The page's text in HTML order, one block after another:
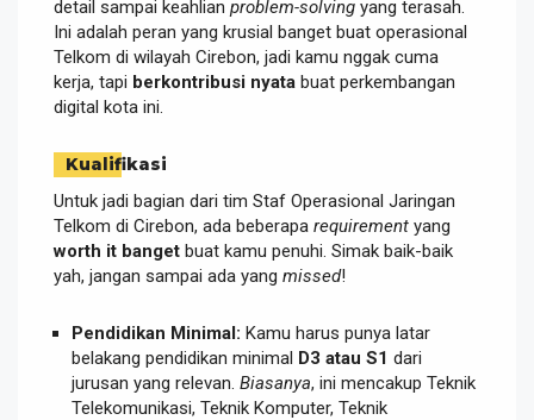
detail sampai keahlian problem-solving yang terasah.
Ini adalah peran yang krusial banget buat operasional
Telkom di wilayah Cirebon, jadi kamu nggak cuma
kerja, tapi berkontribusi nyata buat perkembangan
digital kota ini.
Kualifikasi
Untuk jadi bagian dari tim Staf Operasional Jaringan
Telkom di Cirebon, ada beberapa requirement yang
worth it banget buat kamu penuhi. Simak baik-baik
yah, jangan sampai ada yang missed!
Pendidikan Minimal: Kamu harus punya latar
belakang pendidikan minimal D3 atau S1 dari
jurusan yang relevan. Biasanya, ini mencakup Teknik
Telekomunikasi, Teknik Komputer, Teknik